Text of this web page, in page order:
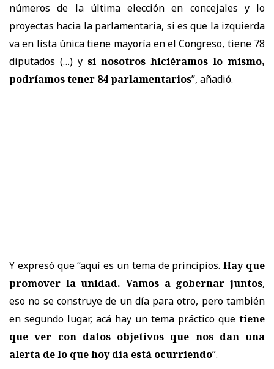
números de la última elección en concejales y lo
proyectas hacia la parlamentaria, si es que la izquierda
va en lista única tiene mayoría en el Congreso, tiene 78
diputados (…) y si nosotros hiciéramos lo mismo,
podríamos tener 84 parlamentarios”, añadió.
Y expresó que “aquí es un tema de principios.Hay que
promover la unidad. Vamos a gobernar juntos,
eso no se construye de un día para otro, pero también
en segundo lugar, acá hay un tema práctico que tiene
que ver con datos objetivos que nos dan una
alerta de lo que hoy día está ocurriendo”.